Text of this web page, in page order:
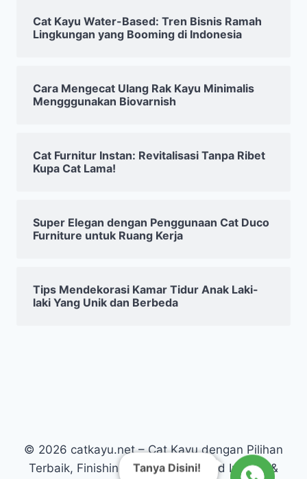
Cat Kayu Water-Based: Tren Bisnis Ramah
Lingkungan yang Booming di Indonesia
Cara Mengecat Ulang Rak Kayu Minimalis
Mengggunakan Biovarnish
Cat Furnitur Instan: Revitalisasi Tanpa Ribet
Kupa Cat Lama!
Super Elegan dengan Penggunaan Cat Duco
Furniture untuk Ruang Kerja
Tips Mendekorasi Kamar Tidur Anak Laki-
laki Yang Unik dan Berbeda
© 2026 catkayu.net – Cat Kayu dengan Pilihan
Terbaik, Finishing Kayu Warna Solid Interior &
Tanya Disini!